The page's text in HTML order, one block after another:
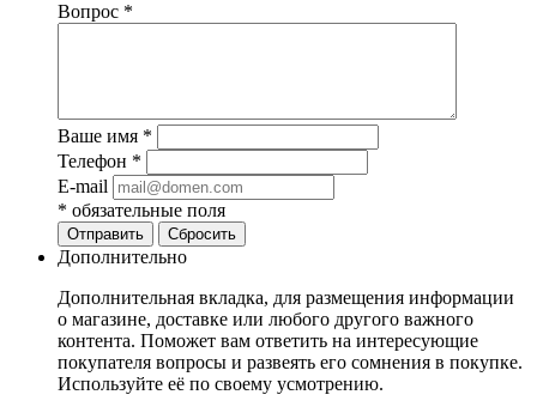
Вопрос *
Ваше имя *
Телефон *
E-mail
* обязательные поля
Отправить Сбросить
Дополнительно
Дополнительная вкладка, для размещения информации
о магазине, доставке или любого другого важного
контента. Поможет вам ответить на интересующие
покупателя вопросы и развеять его сомнения в покупке.
Используйте её по своему усмотрению.